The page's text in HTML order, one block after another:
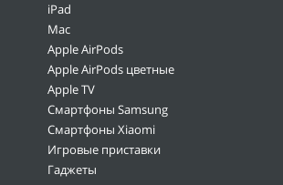
iPad
Mac
Apple AirPods
Apple AirPods цветные
Apple TV
Смартфоны Samsung
Смартфоны Xiaomi
Игровые приставки
Гаджеты